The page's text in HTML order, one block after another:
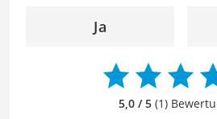
angenehme Leseerfahrung zu
beitragen, dass die Inhalte unserer
präsentiert werden und ihre volle
Ja
5,0 / 5(1)